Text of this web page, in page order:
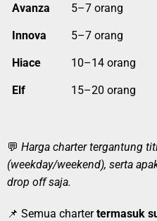
Avanza 5–7 orang
Innova 5–7 orang
Hiace 10–14 orang
Elf 15–20 orang
💬 Harga charter tergantung
(weekday/weekend), serta
drop off saja.
📌 Semua chartertermasuk